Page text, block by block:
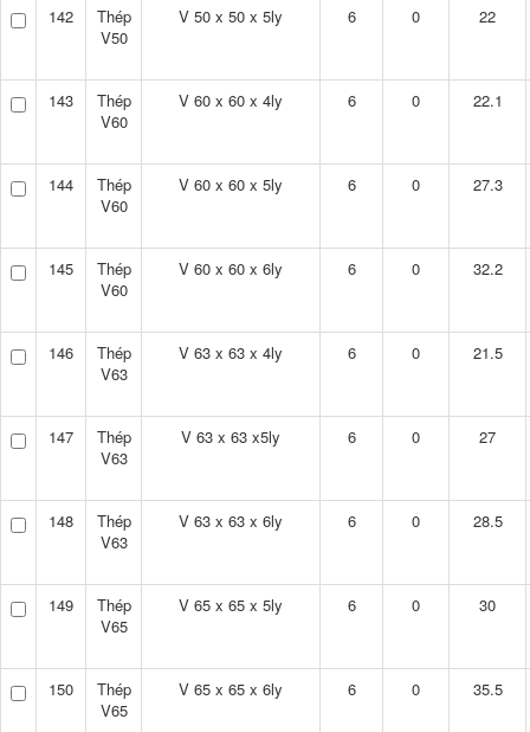
142
Thép
V50
V 50 x 50 x 5ly 6 0 22
143
Thép
V60
V 60 x 60 x 4ly 6 0 22.1
144
Thép
V60
V 60 x 60 x 5ly 6 0 27.3
145
Thép
V60
V 60 x 60 x 6ly 6 0 32.2
146
Thép
V63
V 63 x 63 x 4ly 6 0 21.5
147
Thép
V63
V 63 x 63 x5ly 6 0 27
148
Thép
V63
V 63 x 63 x 6ly 6 0 28.5
149
Thép
V65
V 65 x 65 x 5ly 6 0 30
150
Thép
V65
V 65 x 65 x 6ly 6 0 35.5